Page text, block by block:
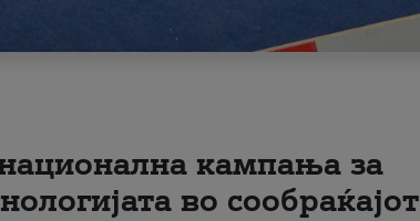
кампања за
во сообраќајот